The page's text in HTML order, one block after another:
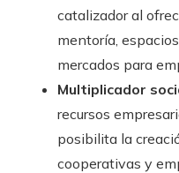
catalizador al
mentoría,
mercados para
Multiplicador
recursos
posibilita la
cooperativas y